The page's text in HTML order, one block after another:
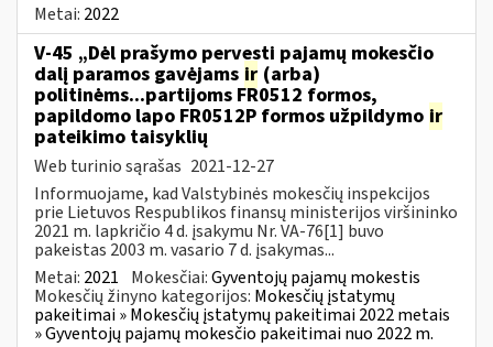
Metai: 2022
V-45 „Dėl prašymo pervesti pajamų mokesčio
dalį paramos gavėjams ir (arba)
politinėms...partijoms FR0512 formos,
papildomo lapo FR0512P formos užpildymo ir
pateikimo taisyklių
Web turinio sąrašas 2021-12-27
Informuojame, kad Valstybinės mokesčių inspekcijos
prie Lietuvos Respublikos finansų ministerijos viršininko
2021 m. lapkričio 4 d. įsakymu Nr. VA-76[1] buvo
pakeistas 2003 m. vasario 7 d. įsakymas...
Metai: 2021 Mokesčiai:Gyventojų pajamų mokestis
Mokesčių žinyno kategorijos: Mokesčių įstatymų
pakeitimai » Mokesčių įstatymų pakeitimai 2022 metais
» Gyventojų pajamų mokesčio pakeitimai nuo 2022 m.